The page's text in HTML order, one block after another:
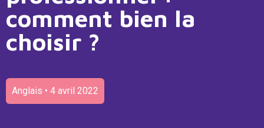
comment bien la
choisir ?
Anglais • 4 avril 2022